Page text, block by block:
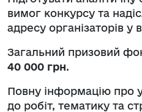
вимог конкурсу та
адресу організаторів у
Загальний призовий
40 000 грн.
Повну інформацію про
до робіт, тематику та